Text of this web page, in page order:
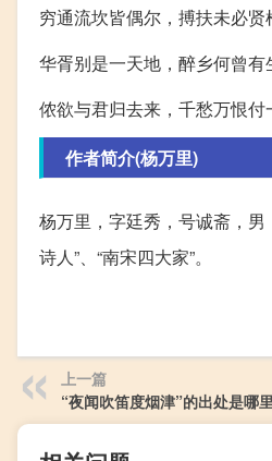
穷通流坎皆偶尔，搏扶未必贤
华胥别是一天地，醉乡何曾有
侬欲与君归去来，千愁万恨付
作者简介(杨万里)
杨万里，字廷秀，号诚斋，
诗人”、“南宋四大家”。
上一篇
“夜闻吹笛度烟津”的出处是哪